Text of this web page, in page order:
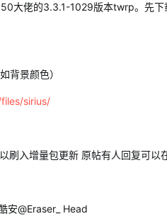
大佬的3.3.1-1029版本twrp。先
背景颜色）
sirius/
入增量包更新 原帖有人回复可以
安@Eraser_ Head